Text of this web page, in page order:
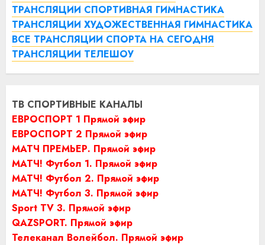
ТРАНСЛЯЦИИ СПОРТИВНАЯ ГИМНАСТИКА
ТРАНСЛЯЦИИ ХУДОЖЕСТВЕННАЯ ГИМНАСТИКА
ВСЕ ТРАНСЛЯЦИИ СПОРТА НА СЕГОДНЯ
ТРАНСЛЯЦИИ ТЕЛЕШОУ
ТВ СПОРТИВНЫЕ КАНАЛЫ
ЕВРОСПОРТ 1 Прямой эфир
ЕВРОСПОРТ 2 Прямой эфир
МАТЧ ПРЕМЬЕР. Прямой эфир
МАТЧ! Футбол 1. Прямой эфир
МАТЧ! Футбол 2. Прямой эфир
МАТЧ! Футбол 3. Прямой эфир
Sport TV 3. Прямой эфир
QAZSPORT. Прямой эфир
Телеканал Волейбол. Прямой эфир